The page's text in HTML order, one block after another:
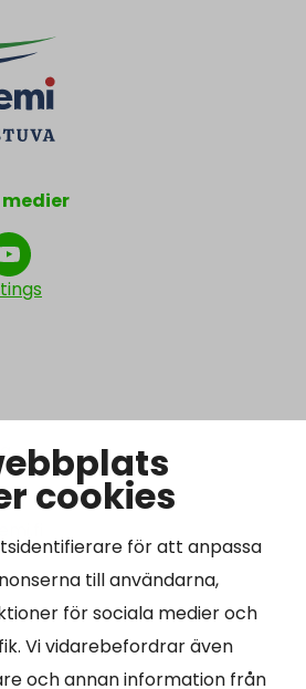
cookies
för att anpassa
till användarna,
för sociala medier och
Vi vidarebefordrar även
och annan information från
medier